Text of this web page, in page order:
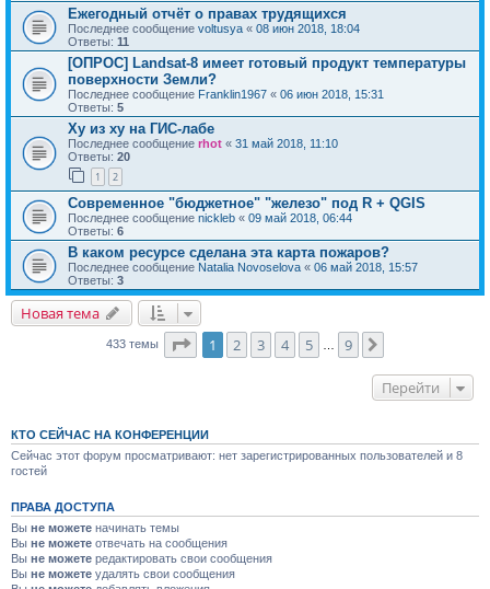
Ежегодный отчёт о правах трудящихся
Последнее сообщение voltusya « 08 июн 2018, 18:04
Ответы: 11
[ОПРОС] Landsat-8 имеет готовый продукт температуры
поверхности Земли?
Последнее сообщение Franklin1967 « 06 июн 2018, 15:31
Ответы: 5
Ху из ху на ГИС-лабе
Последнее сообщение rhot « 31 май 2018, 11:10
Ответы: 20
1 2
Современное "бюджетное" "железо" под R + QGIS
Последнее сообщение nickleb « 09 май 2018, 06:44
Ответы: 6
В каком ресурсе сделана эта карта пожаров?
Последнее сообщение Natalia Novoselova « 06 май 2018, 15:57
Ответы: 3
Новая тема
433 темы Страница1 из
1 2 3 4 5 9
Перейти
КТО СЕЙЧАС НА КОНФЕРЕНЦИИ
Сейчас этот форум просматривают: нет зарегистрированных пользователей и 8
гостей
ПРАВА ДОСТУПА
Вы не можете начинать темы
Вы не можете отвечать на сообщения
Вы не можете редактировать свои сообщения
Вы не можете удалять свои сообщения